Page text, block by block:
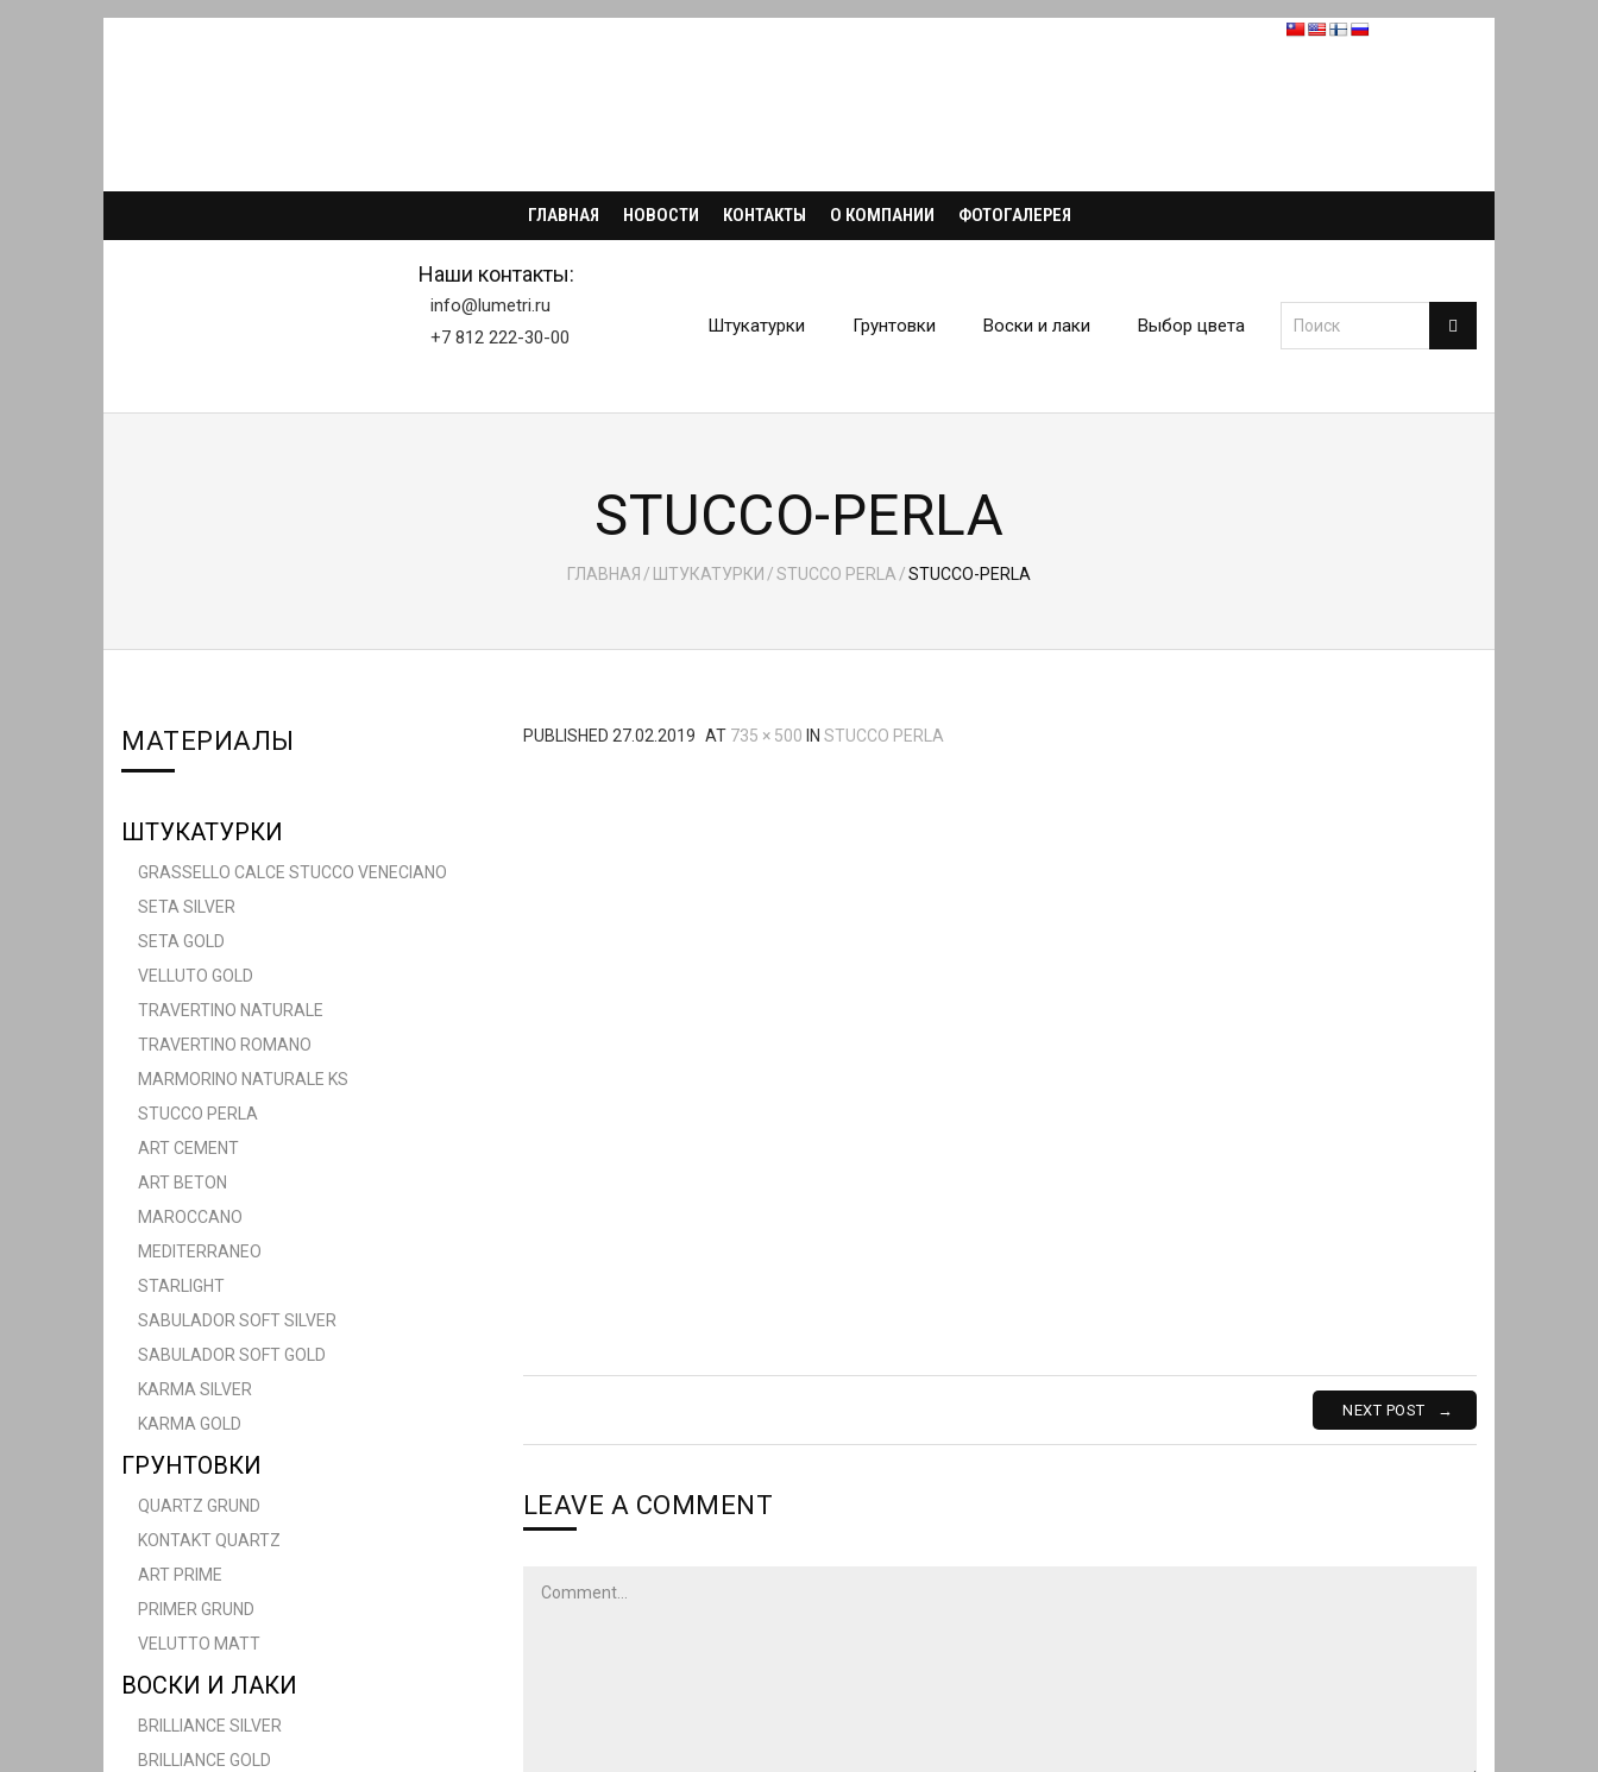
ГЛАВНАЯ НОВОСТИ КОНТАКТЫ О КОМПАНИИ ФОТОГАЛЕРЕЯ
Наши контакты:
info@lumetri.ru
+7 812 222-30-00
Штукатурки Грунтовки Воски и лаки Выбор цвета
STUCCO-PERLA
ГЛАВНАЯ / ШТУКАТУРКИ /STUCCO PERLA /STUCCO-PERLA
PUBLISHED 27.02.2019 AT 735 × 500 IN STUCCO PERLA
NEXT POST
LEAVE A COMMENT
МАТЕРИАЛЫ
ШТУКАТУРКИ
GRASSELLO CALCE STUCCO VENECIANO
SETA SILVER
SETA GOLD
VELLUTO GOLD
TRAVERTINO NATURALE
TRAVERTINO ROMANO
MARMORINO NATURALE KS
STUCCO PERLA
ART CEMENT
ART BETON
MAROCCANO
MEDITERRANEO
STARLIGHT
SABULADOR SOFT SILVER
SABULADOR SOFT GOLD
KARMA SILVER
KARMA GOLD
ГРУНТОВКИ
QUARTZ GRUND
KONTAKT QUARTZ
ART PRIME
PRIMER GRUND
VELUTTO MATT
ВОСКИ И ЛАКИ
BRILLIANCE SILVER
BRILLIANCE GOLD